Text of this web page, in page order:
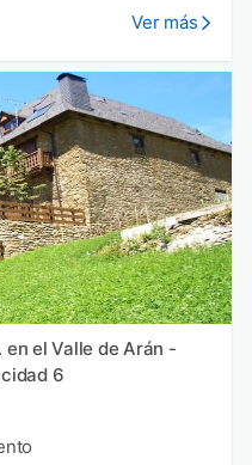
Ver más
el Valle de Arán -
6